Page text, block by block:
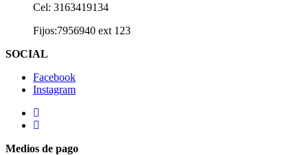
Cel: 3163419134
Fijos:7956940 ext 123
SOCIAL
Facebook
Instagram
Medios de pago